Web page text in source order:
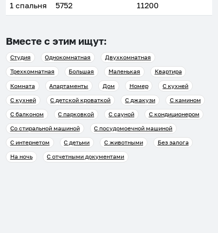
1 спальня 5752 11200
Вместе с этим ищут:
Студия Однокомнатная
Двухкомнатная
Трехкомнатная
Большая Маленькая
Квартира
Комната
Апартаменты Дом Номер
С кухней
С кухней
С детской кроваткой С джакузи
С камином
С балконом
С парковкой С сауной
С кондиционером
Со стиральной машиной
С посудомоечной машиной
С интернетом
С детьми С животными
Без залога
На ночь
С отчетными документами